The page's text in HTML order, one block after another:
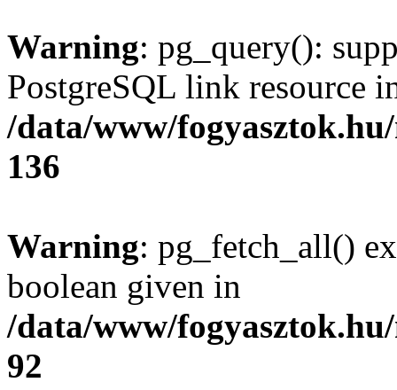
Warning: pg_query():
PostgreSQL link resource
/data/www/
136
Warning: pg_fetch_all()
boolean given in
/data/www/
92